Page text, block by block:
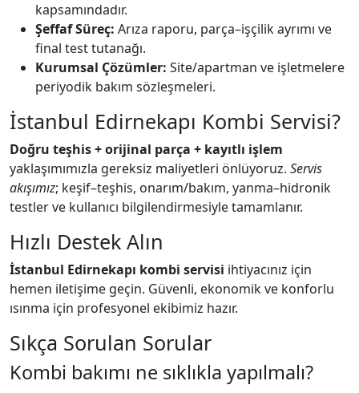
kapsamındadır.
Şeffaf Süreç: Arıza raporu, parça–işçilik ayrımı ve
final test tutanağı.
Kurumsal Çözümler: Site/apartman ve işletmelere
periyodik bakım sözleşmeleri.
İstanbul Edirnekapı Kombi Servisi?
Doğru teşhis + orijinal parça + kayıtlı işlem
yaklaşımımızla gereksiz maliyetleri önlüyoruz. Servis
akışımız; keşif–teşhis, onarım/bakım, yanma–hidronik
testler ve kullanıcı bilgilendirmesiyle tamamlanır.
Hızlı Destek Alın
İstanbul Edirnekapı kombi servisi ihtiyacınız için
hemen iletişime geçin. Güvenli, ekonomik ve konforlu
ısınma için profesyonel ekibimiz hazır.
Sıkça Sorulan Sorular
Kombi bakımı ne sıklıkla yapılmalı?